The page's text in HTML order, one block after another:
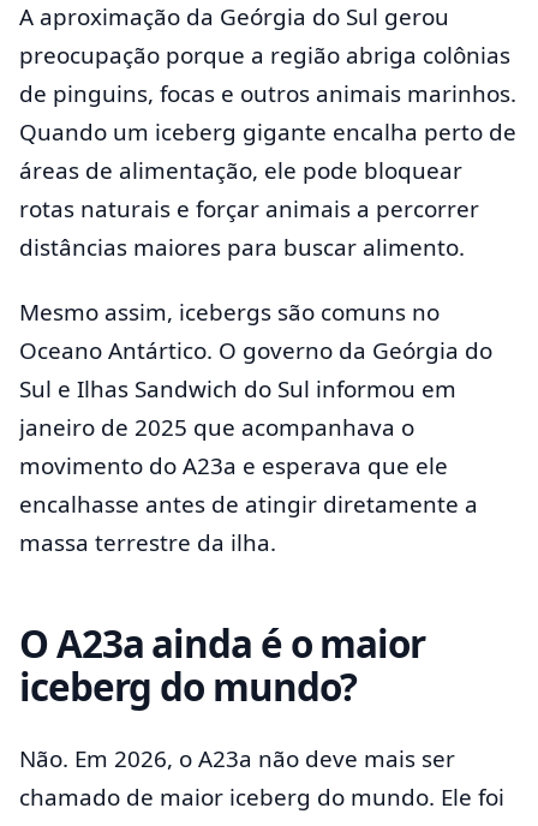
A aproximação da Geórgia do Sul gerou
preocupação porque a região abriga colônias
de pinguins, focas e outros animais marinhos.
Quando um iceberg gigante encalha perto de
áreas de alimentação, ele pode bloquear
rotas naturais e forçar animais a percorrer
distâncias maiores para buscar alimento.
Mesmo assim, icebergs são comuns no
Oceano Antártico. O governo da Geórgia do
Sul e Ilhas Sandwich do Sul informou em
janeiro de 2025 que acompanhava o
movimento do A23a e esperava que ele
encalhasse antes de atingir diretamente a
massa terrestre da ilha.
O A23a ainda é o maior
iceberg do mundo?
Não. Em 2026, o A23a não deve mais ser
chamado de maior iceberg do mundo. Ele foi